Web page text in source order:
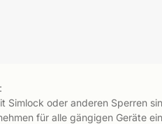
Simlock oder anderen Sperren
für alle gängigen Geräte